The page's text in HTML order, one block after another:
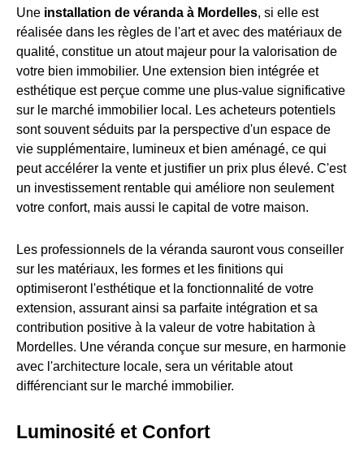
Une installation de véranda à Mordelles, si elle est
réalisée dans les règles de l'art et avec des matériaux de
qualité, constitue un atout majeur pour la valorisation de
votre bien immobilier. Une extension bien intégrée et
esthétique est perçue comme une plus-value significative
sur le marché immobilier local. Les acheteurs potentiels
sont souvent séduits par la perspective d'un espace de
vie supplémentaire, lumineux et bien aménagé, ce qui
peut accélérer la vente et justifier un prix plus élevé. C'est
un investissement rentable qui améliore non seulement
votre confort, mais aussi le capital de votre maison.
Les professionnels de la véranda sauront vous conseiller
sur les matériaux, les formes et les finitions qui
optimiseront l'esthétique et la fonctionnalité de votre
extension, assurant ainsi sa parfaite intégration et sa
contribution positive à la valeur de votre habitation à
Mordelles. Une véranda conçue sur mesure, en harmonie
avec l'architecture locale, sera un véritable atout
différenciant sur le marché immobilier.
Luminosité et Confort